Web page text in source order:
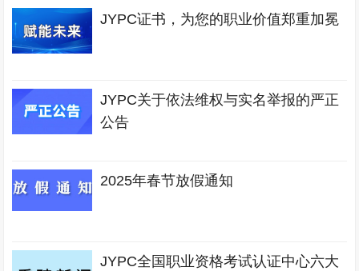
JYPC证书，为您的职业价值郑重加冕
JYPC关于依法维权与实名举报的严正
公告
2025年春节放假通知
JYPC全国职业资格考试认证中心六大